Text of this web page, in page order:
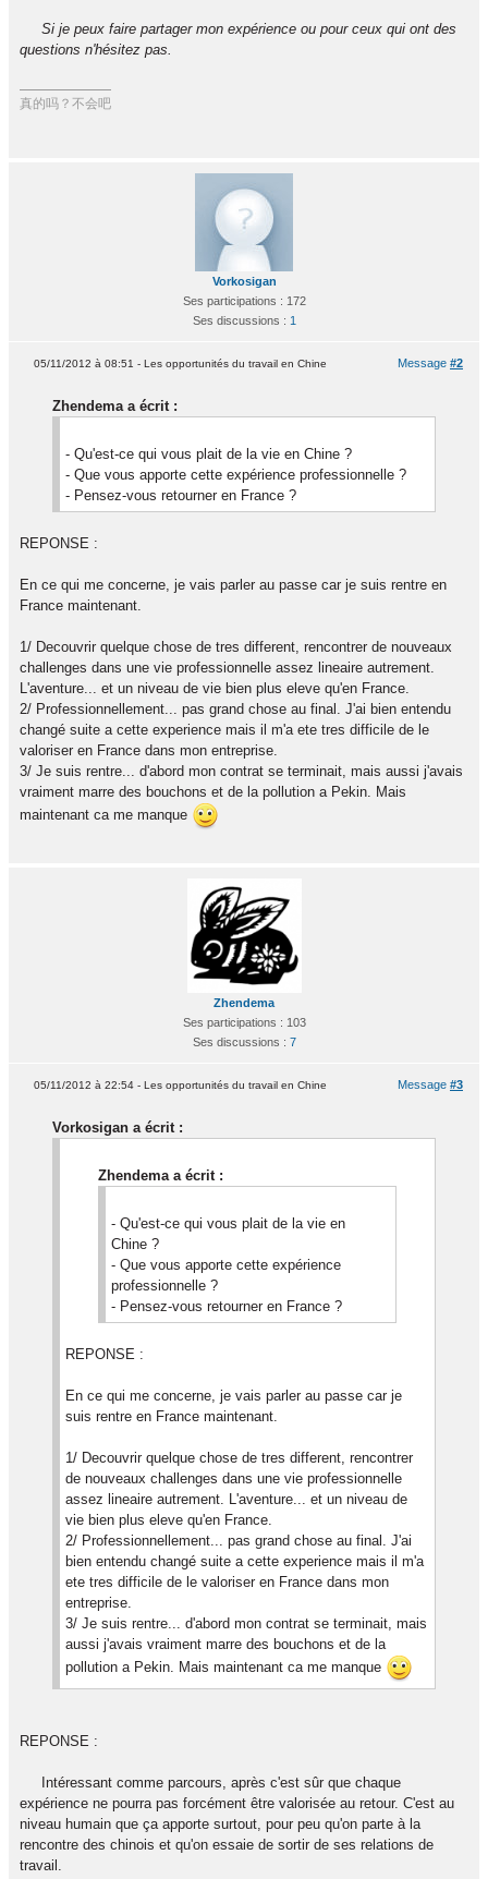
Si je peux faire partager mon expérience ou pour ceux qui ont des
questions n'hésitez pas.
真的吗？不会吧
Vorkosigan
Ses participations : 172
Ses discussions : 1
Message #2
05/11/2012 à 08:51 - Les opportunités du travail en Chine
Zhendema a écrit :
- Qu'est-ce qui vous plait de la vie en Chine ?
- Que vous apporte cette expérience professionnelle ?
- Pensez-vous retourner en France ?
REPONSE :
En ce qui me concerne, je vais parler au passe car je suis rentre en
France maintenant.
1/ Decouvrir quelque chose de tres different, rencontrer de nouveaux
challenges dans une vie professionnelle assez lineaire autrement.
L'aventure... et un niveau de vie bien plus eleve qu'en France.
2/ Professionnellement... pas grand chose au final. J'ai bien entendu
changé suite a cette experience mais il m'a ete tres difficile de le
valoriser en France dans mon entreprise.
3/ Je suis rentre... d'abord mon contrat se terminait, mais aussi j'avais
vraiment marre des bouchons et de la pollution a Pekin. Mais
maintenant ca me manque
Zhendema
Ses participations : 103
Ses discussions : 7
Message #3
05/11/2012 à 22:54 - Les opportunités du travail en Chine
Vorkosigan a écrit :
Zhendema a écrit :
- Qu'est-ce qui vous plait de la vie en
Chine ?
- Que vous apporte cette expérience
professionnelle ?
- Pensez-vous retourner en France ?
REPONSE :
En ce qui me concerne, je vais parler au passe car je
suis rentre en France maintenant.
1/ Decouvrir quelque chose de tres different, rencontrer
de nouveaux challenges dans une vie professionnelle
assez lineaire autrement. L'aventure... et un niveau de
vie bien plus eleve qu'en France.
2/ Professionnellement... pas grand chose au final. J'ai
bien entendu changé suite a cette experience mais il m'a
ete tres difficile de le valoriser en France dans mon
entreprise.
3/ Je suis rentre... d'abord mon contrat se terminait, mais
aussi j'avais vraiment marre des bouchons et de la
pollution a Pekin. Mais maintenant ca me manque
REPONSE :
Intéressant comme parcours, après c'est sûr que chaque
expérience ne pourra pas forcément être valorisée au retour. C'est au
niveau humain que ça apporte surtout, pour peu qu'on parte à la
rencontre des chinois et qu'on essaie de sortir de ses relations de
travail.